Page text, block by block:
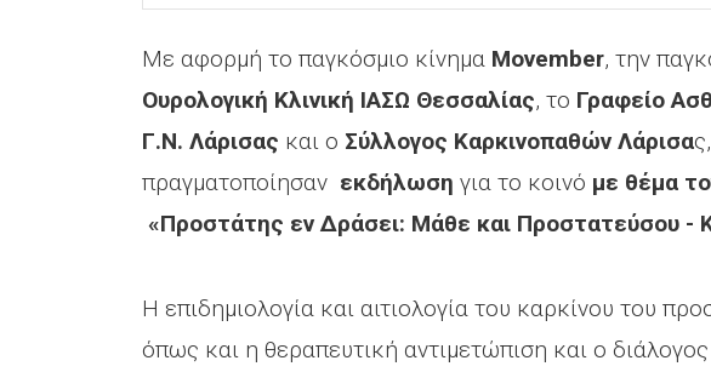
Με αφορμή το παγκόσμιο κίνημα Movember, την
Ουρολογική Κλινική ΙΑΣΩ Θεσσαλίας, το Γραφείο
Γ.Ν. Λάρισας και ο Σύλλογος Καρκινοπαθών Λάρισα
πραγματοποίησαν εκδήλωση για το κοινό με θέμα
«Προστάτης εν Δράσει: Μάθε και Προστατεύσου -
Η επιδημιολογία και αιτιολογία του καρκίνου του
όπως και η θεραπευτική αντιμετώπιση και ο